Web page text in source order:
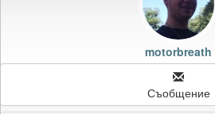
Картичките на motorbreath
Блокирай motorbreathmotorbreath
Съобщение